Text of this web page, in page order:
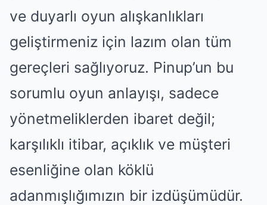
ve duyarlı oyun alışkanlıkları
geliştirmeniz için lazım olan tüm
gereçleri sağlıyoruz. Pinup’un bu
sorumlu oyun anlayışı, sadece
yönetmeliklerden ibaret değil;
karşılıklı itibar, açıklık ve müşteri
esenliğine olan köklü
adanmışlığımızın bir izdüşümüdür.